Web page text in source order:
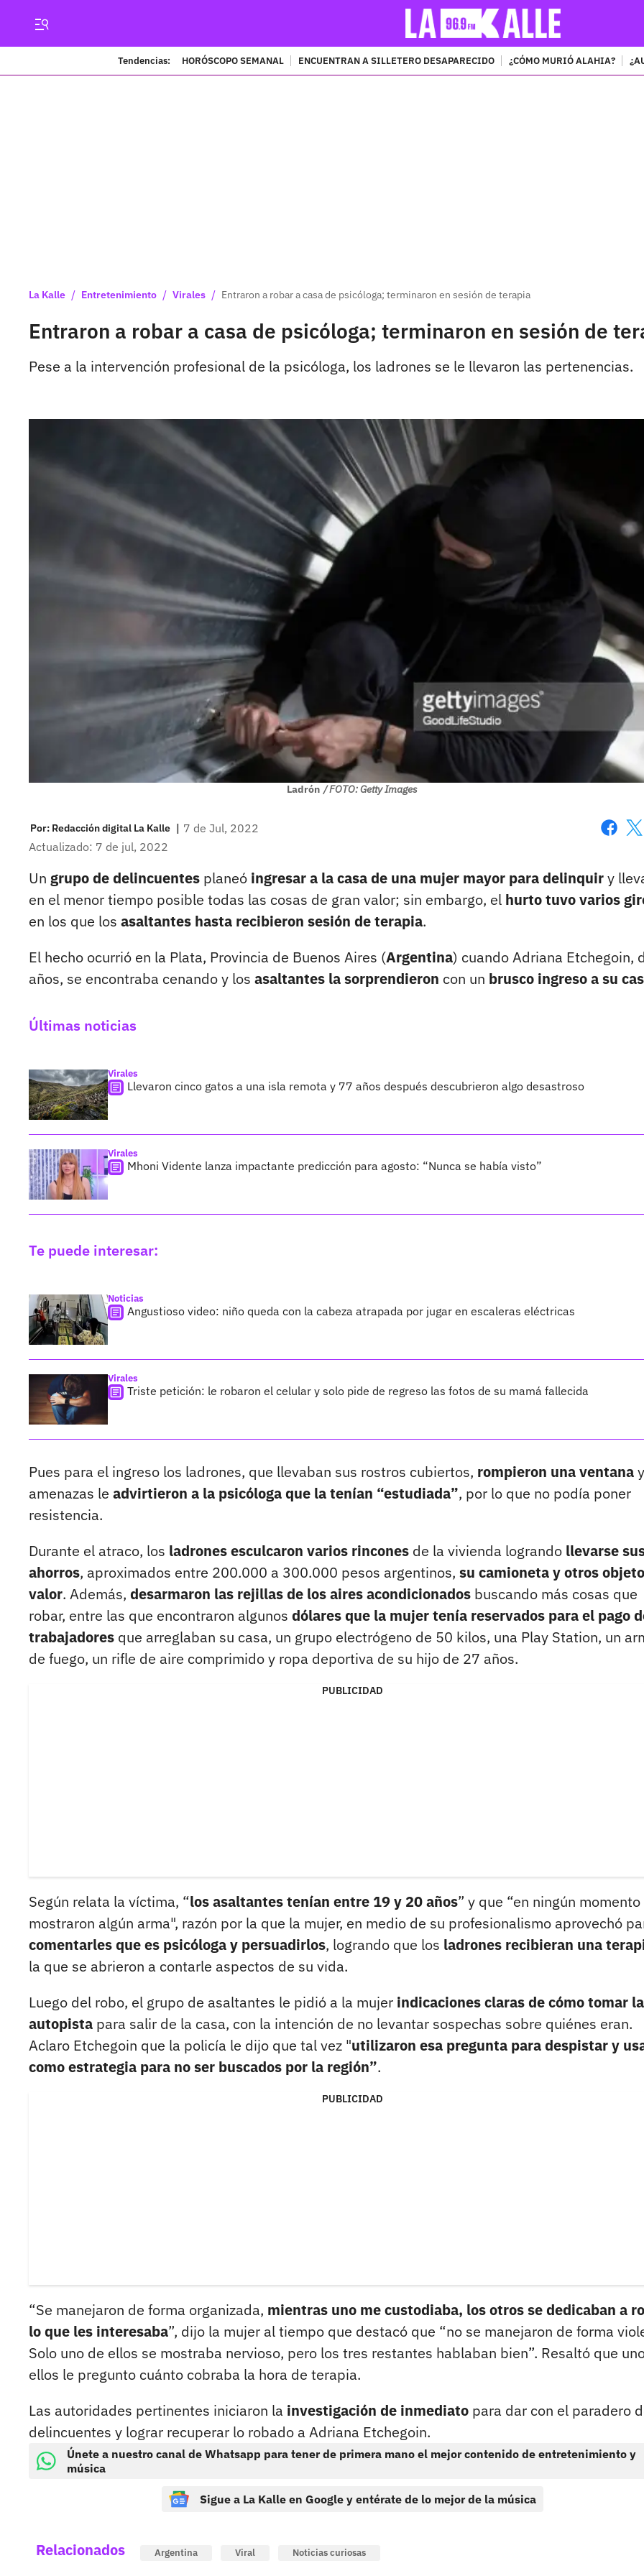
Tendencias: HORÓSCOPO SEMANAL ENCUENTRAN A SILLETERO DESAPARECIDO ¿CÓMO MURIÓ ALAHIA?
La Kalle / Entretenimiento / Virales / Entraron a robar a casa de psicóloga; terminaron en sesión de terapia
Entraron a robar a casa de psicóloga; terminaron en sesión de
Pese a la intervención profesional de la psicóloga, los ladrones se le llevaron las pertenencias.
Ladrón / FOTO: Getty Images
Por: Redacción digital La Kalle | 7 de Jul, 2022
Actualizado: 7 de jul, 2022
Un grupo de delincuentes planeó ingresar a la casa de una mujer mayor para delinquiry
en el menor tiempo posible todas las cosas de gran valor; sin embargo, el hurto tuvo varios
en los que los asaltantes hasta recibieron sesión de terapia.
El hecho ocurrió en la Plata, Provincia de Buenos Aires (Argentina) cuando Adriana Etchegoin,
años, se encontraba cenando y los asaltantes la sorprendieron con un brusco ingreso a su
Últimas noticias
Virales
Llevaron cinco gatos a una isla remota y 77 años después descubrieron algo desastroso
Virales
Mhoni Vidente lanza impactante predicción para agosto: “Nunca se había visto”
Te puede interesar:
Noticias
Angustioso video: niño queda con la cabeza atrapada por jugar en escaleras eléctricas
Virales
Triste petición: le robaron el celular y solo pide de regreso las fotos de su mamá fallecida
Pues para el ingreso los ladrones, que llevaban sus rostros cubiertos, rompieron una ventana
amenazas le advirtieron a la psicóloga que la tenían “estudiada”, por lo que no podía poner
resistencia.
Durante el atraco, los ladrones esculcaron varios rincones de la vivienda logrando llevarse
ahorros, aproximados entre 200.000 a 300.000 pesos argentinos, su camioneta y otros
valor. Además, desarmaron las rejillas de los aires acondicionados buscando más cosas que
robar, entre las que encontraron algunos dólares que la mujer tenía reservados para el pago
trabajadores que arreglaban su casa, un grupo electrógeno de 50 kilos, una Play Station, un
de fuego, un rifle de aire comprimido y ropa deportiva de su hijo de 27 años.
PUBLICIDAD
Según relata la víctima, “los asaltantes tenían entre 19 y 20 años” y que “en ningún momento
mostraron algún arma", razón por la que la mujer, en medio de su profesionalismo aprovechó
comentarles que es psicóloga y persuadirlos, logrando que los ladrones recibieran una
la que se abrieron a contarle aspectos de su vida.
Luego del robo, el grupo de asaltantes le pidió a la mujer indicaciones claras de cómo tomar la
autopista para salir de la casa, con la intención de no levantar sospechas sobre quiénes eran.
Aclaro Etchegoin que la policía le dijo que tal vez "utilizaron esa pregunta para despistar y
como estrategia para no ser buscados por la región”.
PUBLICIDAD
“Se manejaron de forma organizada, mientras uno me custodiaba, los otros se dedicaban a
lo que les interesaba”, dijo la mujer al tiempo que destacó que “no se manejaron de forma
Solo uno de ellos se mostraba nervioso, pero los tres restantes hablaban bien”. Resaltó que
ellos le pregunto cuánto cobraba la hora de terapia.
Las autoridades pertinentes iniciaron la investigación de inmediato para dar con el paradero
delincuentes y lograr recuperar lo robado a Adriana Etchegoin.
Únete a nuestro canal de Whatsapp para tener de primera mano el mejor contenido de entretenimiento y
música
Sigue a La Kalle en Google y entérate de lo mejor de la música
Relacionados Argentina Viral Noticias curiosas